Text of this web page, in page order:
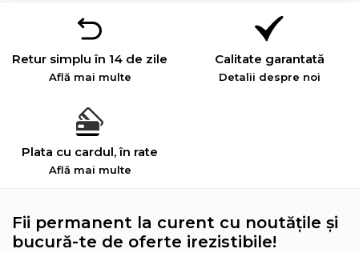
Retur simplu în 14 de zile
Află mai multe
Calitate garantată
Detalii despre noi
Plata cu cardul, în rate
Află mai multe
Fii permanent la curent cu noutățile și
bucură-te de oferte irezistibile!